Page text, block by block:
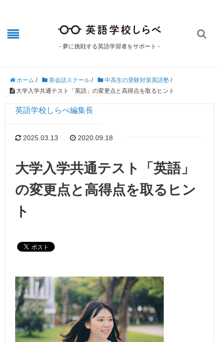
- 夢に挑戦する英語学習者をサポート -

ホーム / 英会話スクール / 中高生の受験対策英語塾 /
大学入学共通テスト「英語」の変更点と高得点を取るヒント
英語学校しらべ編集長
2025.03.13 2020.09.18
大学入学共通テスト「英語」
の変更点と高得点を取るヒン
ト